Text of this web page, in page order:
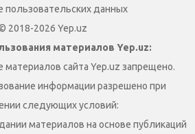
пользовательских данных
2018-2026 Yep.uz
материалов Yep.uz:
материалов сайта Yep.uz запрещено.
информации разрешено при
следующих условий:
материалов на основе публикаций